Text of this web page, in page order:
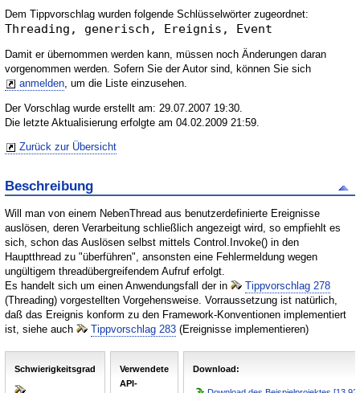
Dem Tippvorschlag wurden folgende Schlüsselwörter zugeordnet:
Threading, generisch, Ereignis, Event
Damit er übernommen werden kann, müssen noch Änderungen daran
vorgenommen werden. Sofern Sie der Autor sind, können Sie sich
anmelden , um die Liste einzusehen.
Der Vorschlag wurde erstellt am: 29.07.2007 19:30.
Die letzte Aktualisierung erfolgte am 04.02.2009 21:59.
Zurück zur Übersicht
Beschreibung
Will man von einem NebenThread aus benutzerdefinierte Ereignisse
auslösen, deren Verarbeitung schließlich angezeigt wird, so empfiehlt es
sich, schon das Auslösen selbst mittels Control.Invoke() in den
Hauptthread zu "überführen", ansonsten eine Fehlermeldung wegen
ungültigem threadübergreifendem Aufruf erfolgt.
Es handelt sich um einen Anwendungsfall der in
Tippvorschlag 278
(Threading) vorgestellten Vorgehensweise. Vorraussetzung ist natürlich,
daß das Ereignis konform zu den Framework-Konventionen implementiert
ist, siehe auch
Tippvorschlag 283 (Ereignisse implementieren)
Schwierigkeitsgrad
Verwendete
API-
Download: